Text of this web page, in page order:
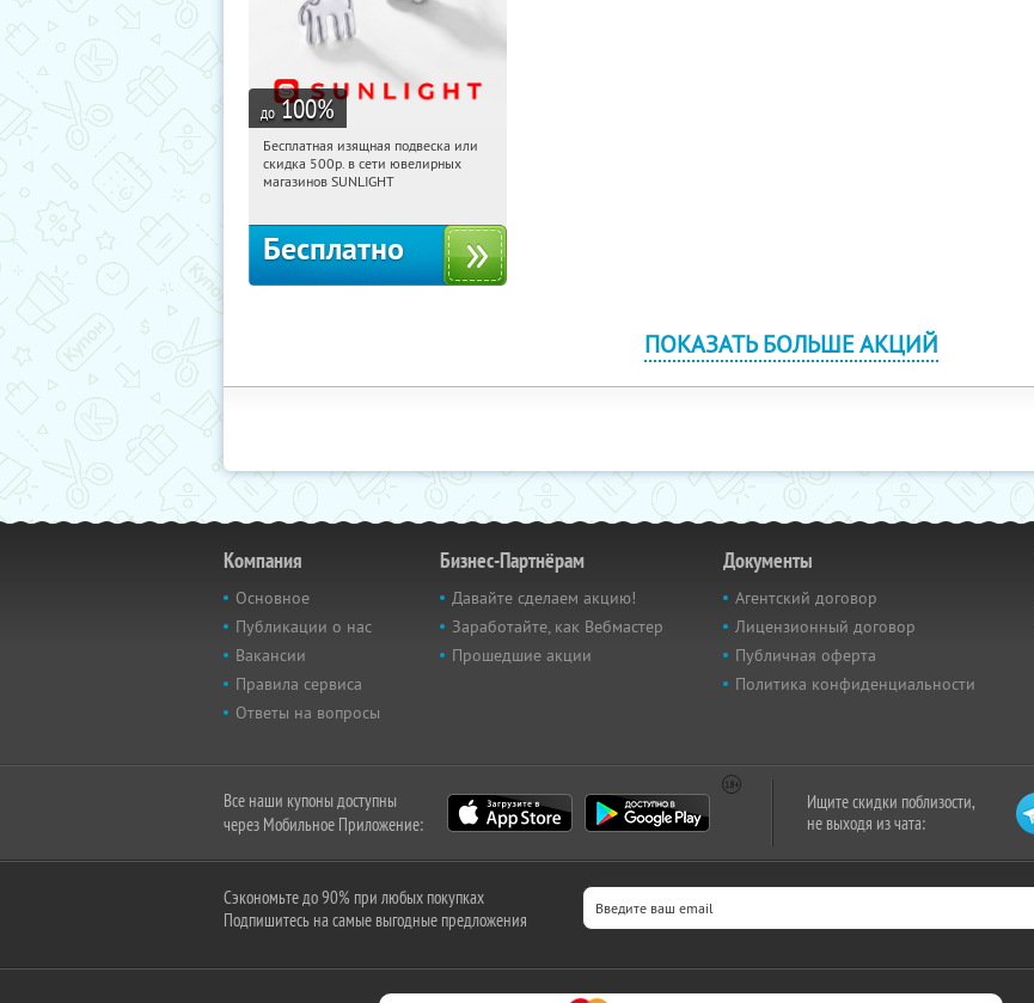
до 100%
11:19:46 Получили:
Россия
Бесплатная изящная подвеска или
скидка 500р. в сети ювелирных
магазинов SUNLIGHT
Бесплатно
ПОКАЗАТЬ БОЛЬШЕ АКЦИЙ
Компания
Основное
Публикации о нас
Вакансии
Правила сервиса
Ответы на вопросы
Бизнес-Партнёрам
Давайте сделаем акцию!
Заработайте, как Вебмастер
Прошедшие акции
Документы
Агентский договор
Лицензионный договор
Публичная оферта
Политика конфиденциальности
Все наши купоны доступны
через Мобильное Приложение:
Ищите скидки поблизости,
не выходя из чата:
Сэкономьте до 90% при любых покупках
Подпишитесь на самые выгодные предложения